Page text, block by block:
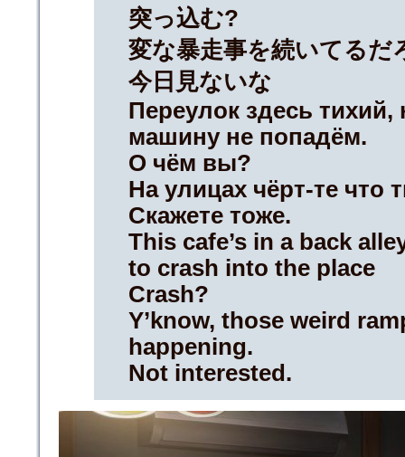
突っ込む?
変な暴走事を続いてるだ
今日見ないな
Переулок здесь
машину не попадём.
О чём вы?
На улицах чёрт-те что
Скажете тоже.
This cafe’s in a back
to crash into the place
Crash?
Y’know, those weird
happening.
Not interested.